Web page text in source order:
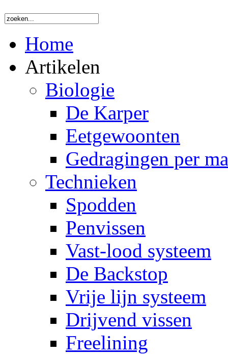
Home
Artikelen
Biologie
De Karper
Eetgewoonten
Gedragingen per
Technieken
Spodden
Penvissen
Vast-lood systeem
De Backstop
Vrije lijn systeem
Drijvend vissen
Freelining